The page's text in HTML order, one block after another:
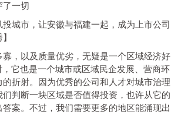
了一切
投城市，让安徽与福建一起，成为上市公司
寡，以及质量优劣，无疑是一个区域经济好
，它也是一个城市或区域民企发展、营商环
折射。因为优秀的公司和人才对城市治理
判断一块区域是否值得投资，也许从它的
答案。不过，我们需要更多的地区能涌现出